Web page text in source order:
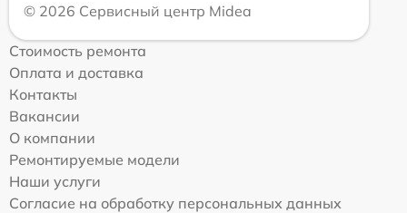
© 2026 Сервисный центр Midea
Стоимость ремонта
Оплата и доставка
Контакты
Вакансии
О компании
Ремонтируемые модели
Наши услуги
Согласие на обработку персональных данных